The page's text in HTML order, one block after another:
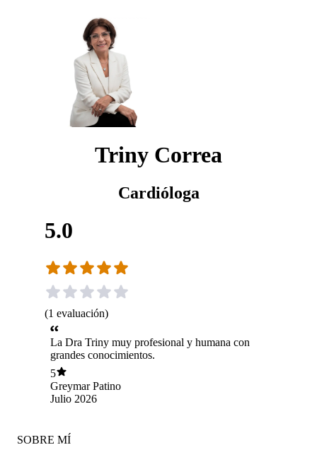
Triny Correa
Cardióloga
5.0
(1 evaluación)
La Dra Triny muy profesional y humana con
grandes conocimientos.
5
Greymar Patino
Julio 2026
SOBRE MÍ